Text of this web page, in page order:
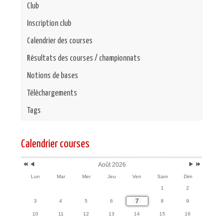
Club
Inscription club
Calendrier des courses
Résultats des courses / championnats
Notions de bases
Téléchargements
Tags
Calendrier courses
précédenteprécédent
Août 2026
Lun Mar Mer Jeu Ven Sam Dim
1 2
3 4 5 6 7 8 9
10 11 12 13 14 15 16